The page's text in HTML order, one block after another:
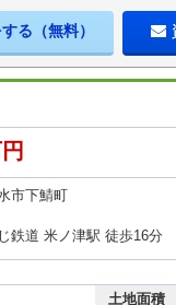
る（無料）
市下鯖町
鉄道 米ノ津駅 徒歩16分
土地面積